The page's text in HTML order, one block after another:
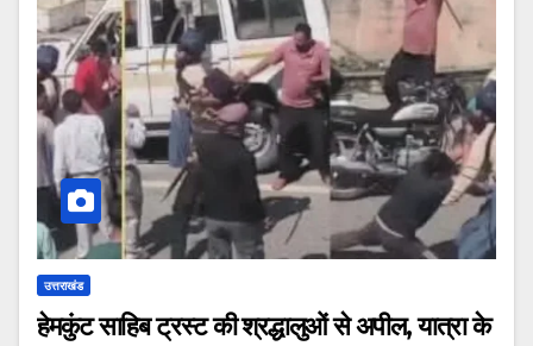
उत्तराखंड
हेमकुंट साहिब ट्रस्ट की श्रद्धालुओं से अपील, यात्रा के